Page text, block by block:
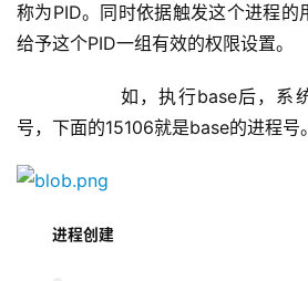
称为PID。同时依据触发这个进程的
给予这个PID一组有效的权限设置。
如，执行base后，系统
号，下面的15106就是base的进程号。
进程创建